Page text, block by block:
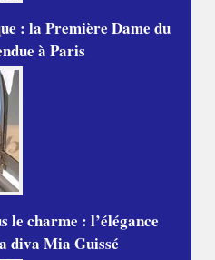
: la Première Dame du
à Paris
le charme : l’élégance
diva Mia Guissé